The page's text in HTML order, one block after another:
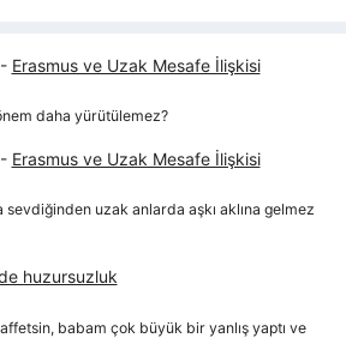
- Erasmus ve Uzak Mesafe İlişkisi
daha yürütülemez?
- Erasmus ve Uzak Mesafe İlişkisi
sevdiğinden uzak anlarda aşkı aklına gelmez
huzursuzluk
babam çok büyük bir yanlış yaptı ve